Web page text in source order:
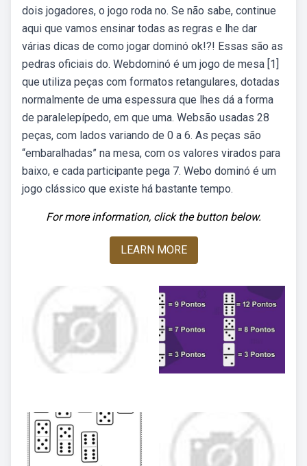
dois jogadores, o jogo roda no. Se não sabe, continue
aqui que vamos ensinar todas as regras e lhe dar
várias dicas de como jogar dominó ok!?! Essas são as
pedras oficiais do. Webdominó é um jogo de mesa [1]
que utiliza peças com formatos retangulares, dotadas
normalmente de uma espessura que lhes dá a forma
de paralelepípedo, em que uma. Websão usadas 28
peças, com lados variando de 0 a 6. As peças são
“embaralhadas” na mesa, com os valores virados para
baixo, e cada participante pega 7. Webo dominó é um
jogo clássico que existe há bastante tempo.
For more information, click the button below.
LEARN MORE